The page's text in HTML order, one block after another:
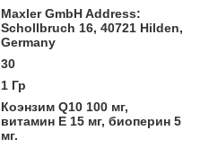
Maxler GmbH Address:
Schollbruch 16, 40721 Hilden,
Germany
30
1 Гр
Коэнзим Q10 100 мг,
витамин E 15 мг, биоперин 5
мг.